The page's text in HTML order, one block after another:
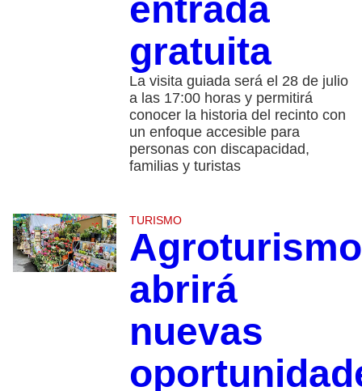
entrada
gratuita
La visita guiada será el 28 de julio
a las 17:00 horas y permitirá
conocer la historia del recinto con
un enfoque accesible para
personas con discapacidad,
familias y turistas
TURISMO
Agroturismo
abrirá
nuevas